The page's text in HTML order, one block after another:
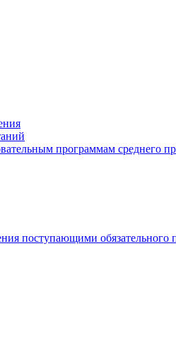
программам среднего
поступающими обязательного